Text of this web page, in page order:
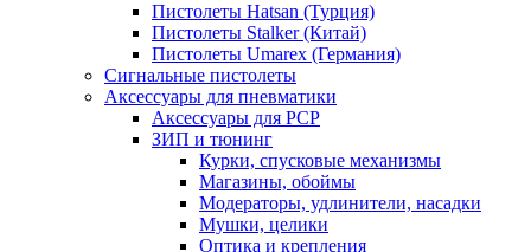
Пистолеты Hatsan (Турция)
Пистолеты Stalker (Китай)
Пистолеты Umarex (Германия)
Сигнальные пистолеты
Аксессуары для пневматики
Аксессуары для PCP
ЗИП и тюнинг
Курки, спусковые механизмы
Магазины, обоймы
Модераторы, удлинители, насадки
Мушки, целики
Оптика и крепления